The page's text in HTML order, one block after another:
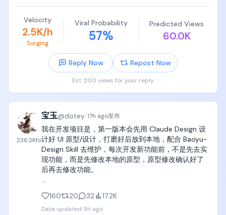
将重置狂欢延续下去”的童话。
Velocity
2.5K/h
Surging
Viral Probability
57%
Predicted Views
60.0K
Reply Now Repost Now
Est. 200 views for your reply
236.2Kfo
宝玉@dotey·17h ago发布
我在开发项目是，第一版本会先用 Claude Design 设
计好 UI 原型/设计，打磨好后放到本地，配合 Baoyu-
Design Skill 去维护，每次开发新功能前，不是先去实
现功能，而是先修改本地的原型，原型修改确认好了
后再去修改功能。
面，只要说修改或者增加什么功能，默认会先帮我修
改原型。所以到现在为止，原型和实际功能都是保持
160 20 32 17.2K
Data updated 9h ago